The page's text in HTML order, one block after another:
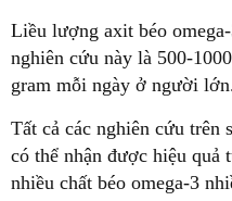
Liều lượng axit béo
nghiên cứu này là 500-
gram mỗi ngày ở người
Tất cả các nghiên cứu trên
có thể nhận được hiệu quả
nhiều chất béo omega-3